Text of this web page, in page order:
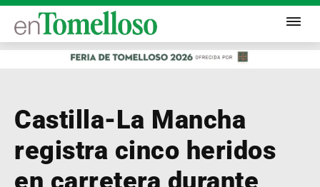
Castilla-La Mancha
registra cinco heridos
en carretera durante